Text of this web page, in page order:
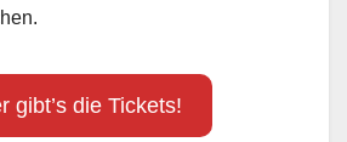
gibt’s die Tickets!